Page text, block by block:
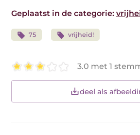
Geplaatst in de categorie:
75 vrijheid!
3.0 met 1
deel als